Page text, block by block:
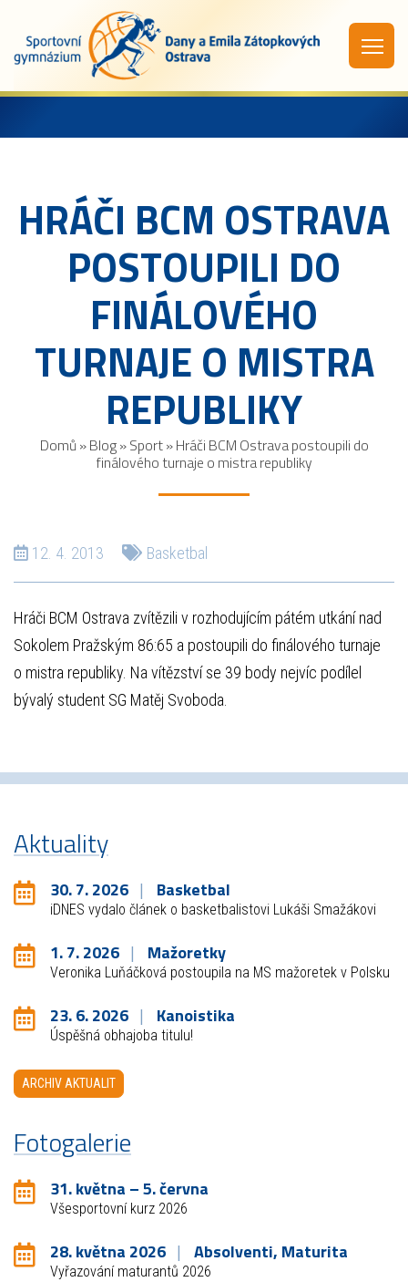
HRÁČI BCM OSTRAVA
POSTOUPILI DO
FINÁLOVÉHO
TURNAJE O MISTRA
REPUBLIKY
Domů »Blog»Sport»Hráči BCM Ostrava postoupili do
finálového turnaje o mistra republiky
12. 4. 2013 Basketbal
Hráči BCM Ostrava zvítězili v rozhodujícím pátém utkání nad
Sokolem Pražským 86:65 a postoupili do finálového turnaje
o mistra republiky. Na vítězství se 39 body nejvíc podílel
bývalý student SG Matěj Svoboda.
Aktuality
30. 7. 2026 Basketbal
iDNES vydalo článek o basketbalistovi Lukáši Smažákovi
1. 7. 2026 Mažoretky
Veronika Luňáčková postoupila na MS mažoretek v Polsku
23. 6. 2026 Kanoistika
Úspěšná obhajoba titulu!
ARCHIV AKTUALIT
Fotogalerie
31. května – 5. června
Všesportovní kurz 2026
28. května 2026 Absolventi, Maturita
Vyřazování maturantů 2026